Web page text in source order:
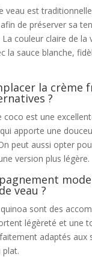
veau est
de préserver sa
couleur claire de la
la sauce blanche,
la crème
?
coco est une
apporte une
peut aussi opter
version plus légère.
veau ?
sont des
légèreté et une
adaptés aux
plat.